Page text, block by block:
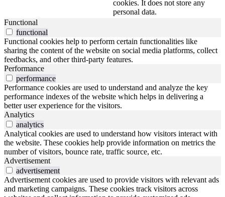
cookies. It does not store any
personal data.
Functional
functional
Functional cookies help to perform certain functionalities like
sharing the content of the website on social media platforms, collect
feedbacks, and other third-party features.
Performance
performance
Performance cookies are used to understand and analyze the key
performance indexes of the website which helps in delivering a
better user experience for the visitors.
Analytics
analytics
Analytical cookies are used to understand how visitors interact with
the website. These cookies help provide information on metrics the
number of visitors, bounce rate, traffic source, etc.
Advertisement
advertisement
Advertisement cookies are used to provide visitors with relevant ads
and marketing campaigns. These cookies track visitors across